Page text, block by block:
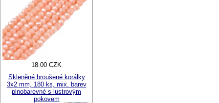
18.00 CZK
Skleněné broušené korálky
3x2 mm, 180 ks, mix. barev
plnobarevné s lustrovým
pokovem